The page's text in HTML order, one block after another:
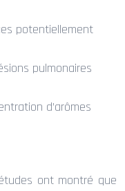
potentiellement
pulmonaires
d’arômes
ont montré que